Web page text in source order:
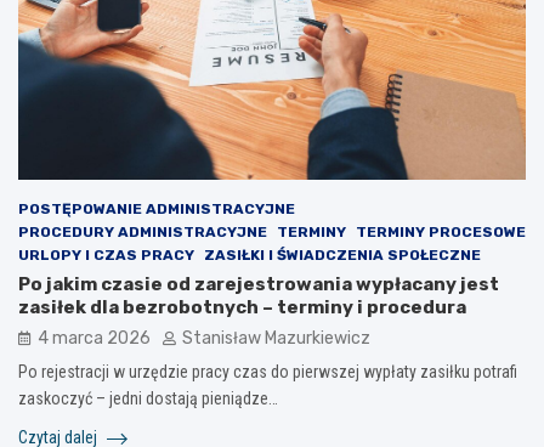
POSTĘPOWANIE ADMINISTRACYJNE
PROCEDURY ADMINISTRACYJNE
TERMINY
TERMINY PROCESOWE
URLOPY I CZAS PRACY
ZASIŁKI I ŚWIADCZENIA SPOŁECZNE
Po jakim czasie od zarejestrowania wypłacany jest
zasiłek dla bezrobotnych – terminy i procedura
4 marca 2026 Stanisław Mazurkiewicz
Po rejestracji w urzędzie pracy czas do pierwszej wypłaty zasiłku potrafi
zaskoczyć – jedni dostają pieniądze…
Czytaj dalej